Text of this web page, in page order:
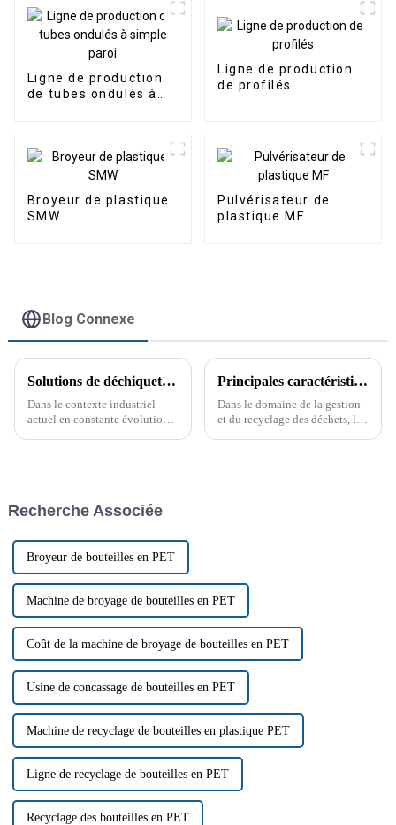
Ligne de production
de tubes ondulés à
Ligne de production
de profilés
Broyeur de plastique
SMW
Pulvérisateur de
plastique MF
Blog Connexe
Solutions de déchiquetage robustes : broyeurs industriels à bras pivotant
Dans le contexte industriel
actuel en constante évolution,
fiables…
Principales caractéristiques d'un broyeur à arbre unique
Dans le domaine de la gestion
et du recyclage des déchets, les
Recherche Associée
Broyeur de bouteilles en PET
Machine de broyage de bouteilles en PET
Coût de la machine de broyage de bouteilles en PET
Usine de concassage de bouteilles en PET
Machine de recyclage de bouteilles en plastique PET
Ligne de recyclage de bouteilles en PET
Recyclage des bouteilles en PET